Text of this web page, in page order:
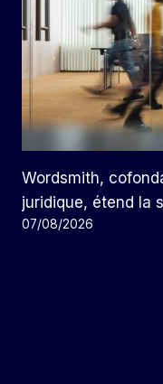
Wordsmith,
juridique, étend la
07/08/2026